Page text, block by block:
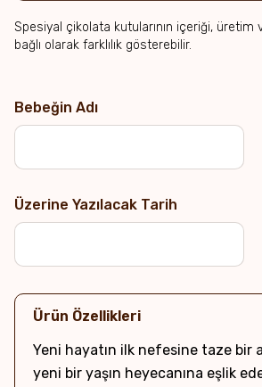
Spesiyal çikolata kutularının içeriği,
bağlı olarak farklılık gösterebilir.
Bebeğin Adı
Üzerine Yazılacak Tarih
Ürün Özellikleri
Yeni hayatın ilk nefesine taze bir
yeni bir yaşın heyecanına eşlik